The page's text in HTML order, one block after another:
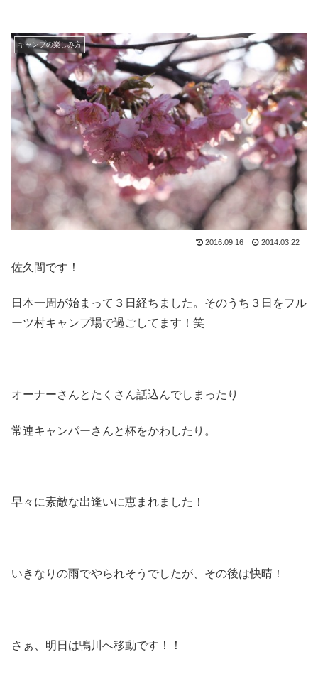
キャンプの楽しみ方
2016.09.16 2014.03.22
佐久間です！
日本一周が始まって３日経ちました。そのうち３日をフル
ーツ村キャンプ場で過ごしてます！笑
オーナーさんとたくさん話込んでしまったり
常連キャンパーさんと杯をかわしたり。
早々に素敵な出逢いに恵まれました！
いきなりの雨でやられそうでしたが、その後は快晴！
さぁ、明日は鴨川へ移動です！！